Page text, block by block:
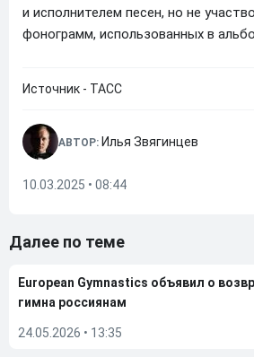
и исполнителем песен, но не
фонограмм, использованных в
Источник - ТАСС
АВТОР: Илья Звягинцев
10.03.2025 • 08:44
Далее по теме
European Gymnastics объявил о
гимна россиянам
24.05.2026 • 13:35